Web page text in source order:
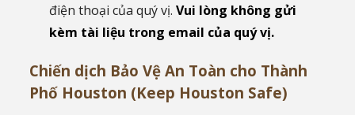
điện thoại của quý vị.Vui lòng không gửi
kèm tài liệu trong email của quý vị.
Chiến dịch Bảo Vệ An Toàn cho Thành
Phố Houston (Keep Houston Safe)